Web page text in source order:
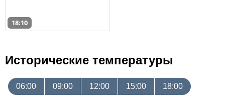
18:10
Исторические температуры
06:00 09:00 12:00 15:00 18:00